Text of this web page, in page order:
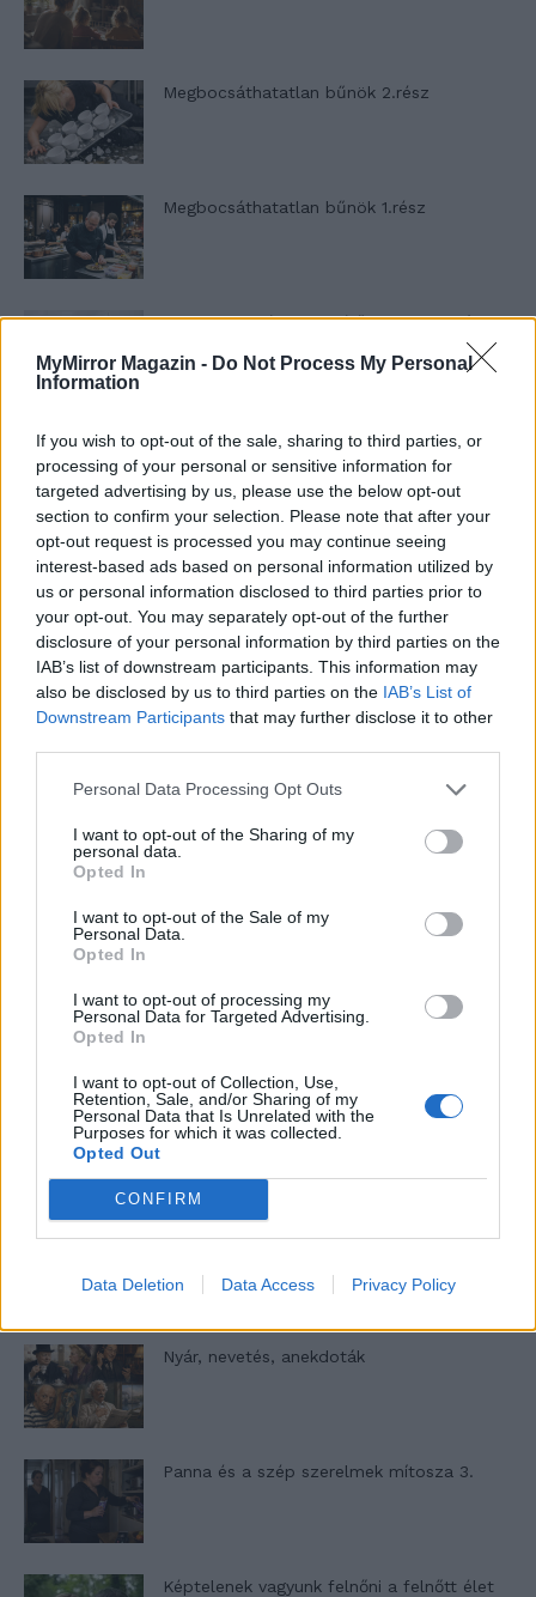
MyMirror Magazin - Do Not Process My Personal
Information
If you wish to opt-out of the sale, sharing to third parties, or
processing of your personal or sensitive information for
targeted advertising by us, please use the below opt-out
section to confirm your selection. Please note that after your
opt-out request is processed you may continue seeing
interest-based ads based on personal information utilized by
us or personal information disclosed to third parties prior to
your opt-out. You may separately opt-out of the further
disclosure of your personal information by third parties on the
IAB’s list of downstream participants. This information may
also be disclosed by us to third parties on the IAB’s List of
Downstream Participants that may further disclose it to other
Personal Data Processing Opt Outs
I want to opt-out of the Sharing of my
personal data.
Opted In
I want to opt-out of the Sale of my
Personal Data.
Opted In
I want to opt-out of processing my
Personal Data for Targeted Advertising.
Opted In
I want to opt-out of Collection, Use,
Retention, Sale, and/or Sharing of my
Personal Data that Is Unrelated with the
Purposes for which it was collected.
Opted Out
CONFIRM
Data Deletion Data Access Privacy Policy
Megbocsáthatatlan bűnök 2.rész
Megbocsáthatatlan bűnök 1.rész
Szent Genovéva, a túlélő Franciaország
Minka 12. rész
Minka 11. rész
T. szereti a fiatal lányokat 14. rész
Pedig szóltam… – Miért nem hiszünk a
gyűjteménye
Elyna Robbs: Adéle és az örökölt árnyak
Woody Allen megosztó zsenialitása
A világ legismertebb ruhái
Nyár, nevetés, anekdoták
Panna és a szép szerelmek mítosza 3.
Képtelenek vagyunk felnőni a felnőtt élet